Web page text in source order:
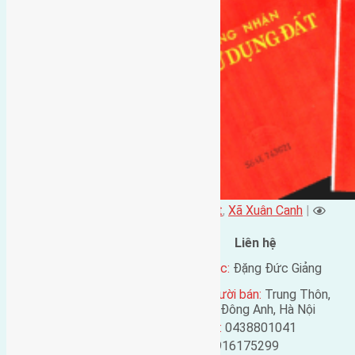
Nhà Đất, Xã Xuân Canh |
Liên hệ
Tên liên lạc: Đặng Đức Giảng
Địa chỉ người bán: Trung Thôn,
Đông Hội, Đông Anh, Hà Nội
Điện thoại: 0438801041
0916175299